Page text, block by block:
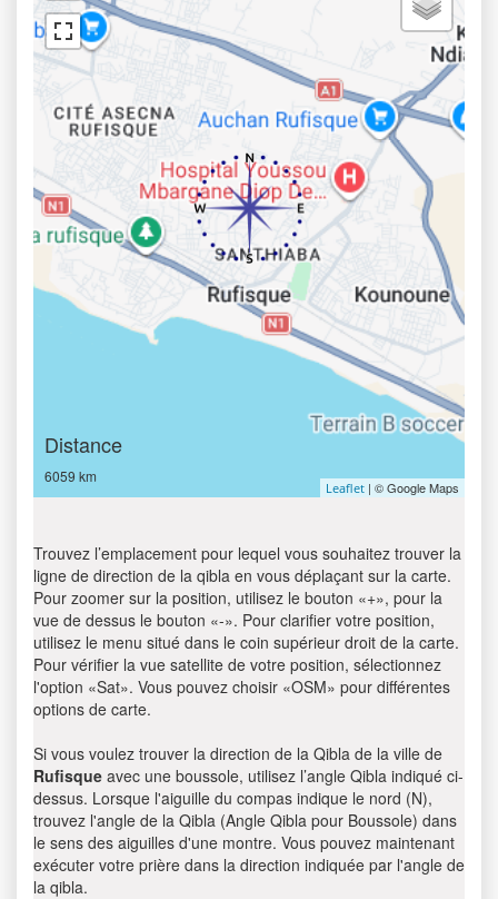
Distance
6059 km
Leaflet | © Google Maps
Trouvez l’emplacement pour lequel vous souhaitez trouver la
ligne de direction de la qibla en vous déplaçant sur la carte.
Pour zoomer sur la position, utilisez le bouton «+», pour la
vue de dessus le bouton «-». Pour clarifier votre position,
utilisez le menu situé dans le coin supérieur droit de la carte.
Pour vérifier la vue satellite de votre position, sélectionnez
l'option «Sat». Vous pouvez choisir «OSM» pour différentes
options de carte.
Si vous voulez trouver la direction de la Qibla de la ville de
Rufisque avec une boussole, utilisez l’angle Qibla indiqué ci-
dessus. Lorsque l'aiguille du compas indique le nord (N),
trouvez l'angle de la Qibla (Angle Qibla pour Boussole) dans
le sens des aiguilles d'une montre. Vous pouvez maintenant
exécuter votre prière dans la direction indiquée par l'angle de
la qibla.